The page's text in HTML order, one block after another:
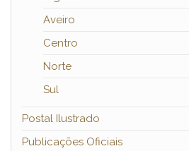
Aveiro
Centro
Norte
Sul
Postal Ilustrado
Publicações Oficiais